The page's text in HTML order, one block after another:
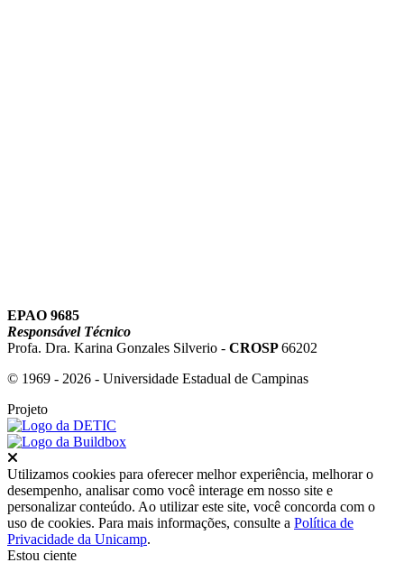
EPAO 9685
Responsável Técnico
Profa. Dra. Karina Gonzales Silverio - CROSP66202
© 1969 - 2026 - Universidade Estadual de Campinas
Projeto
Utilizamos cookies para oferecer melhor experiência, melhorar o
desempenho, analisar como você interage em nosso site e
personalizar conteúdo. Ao utilizar este site, você concorda com o
uso de cookies. Para mais informações, consulte a Política de
Privacidade da Unicamp.
Estou ciente